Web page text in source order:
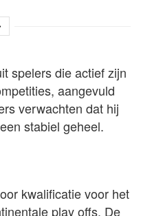
spelers die actief zijn
aangevuld
verwachten dat hij
stabiel geheel.
kwalificatie voor het
play offs. De